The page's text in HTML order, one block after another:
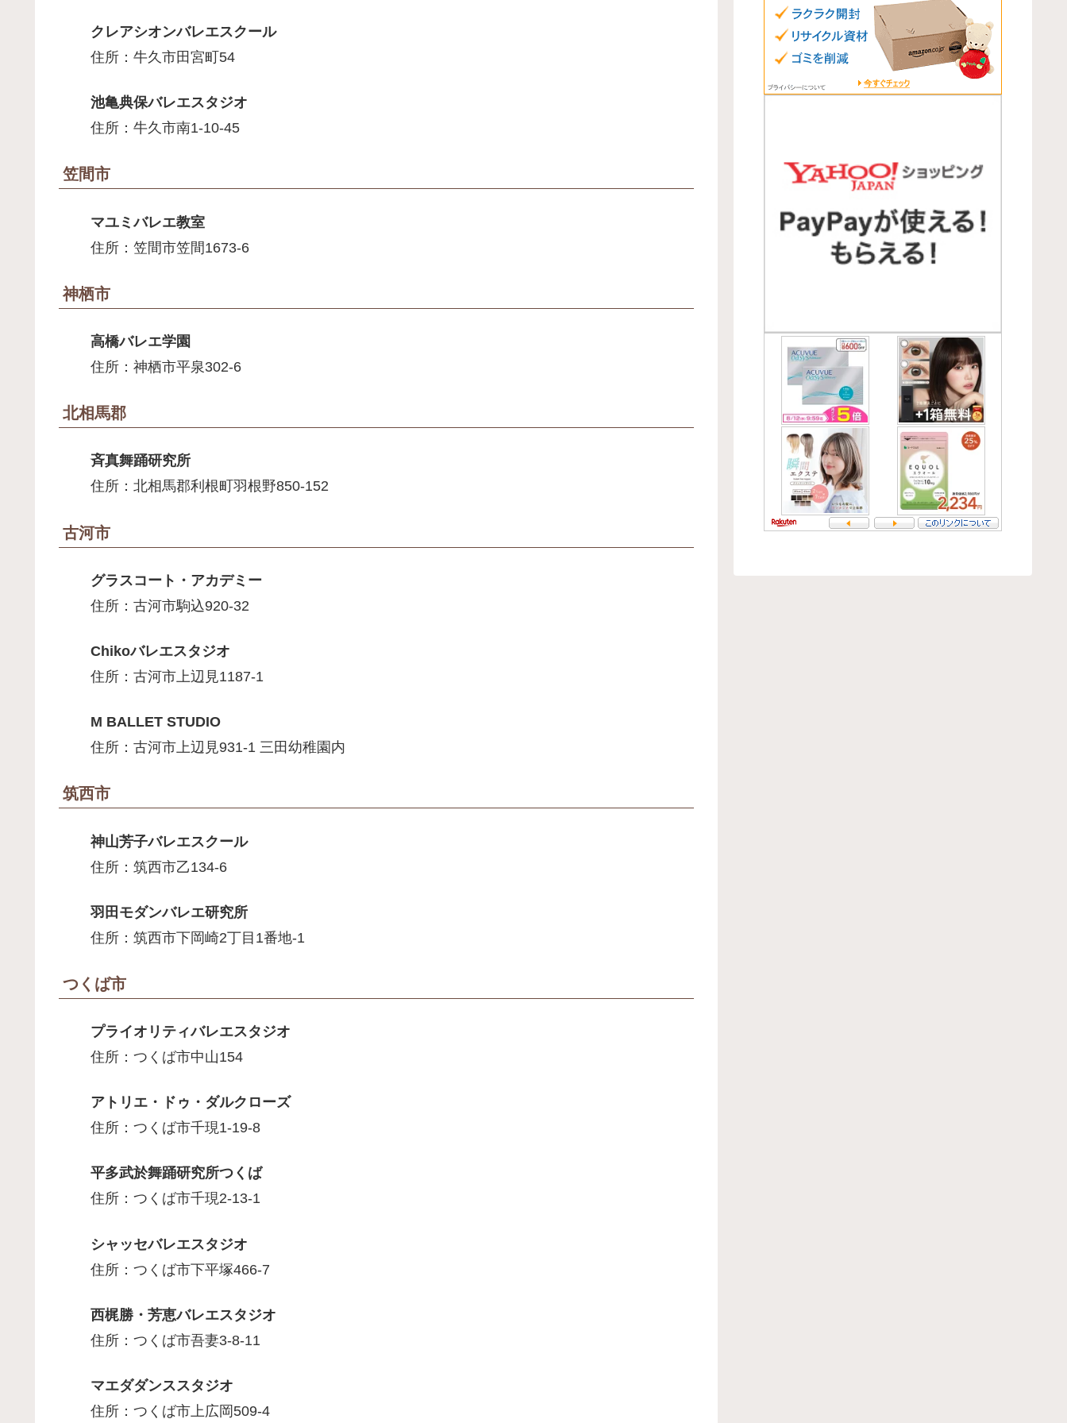
クレアシオンバレエスクール
住所：牛久市田宮町54
池亀典保バレエスタジオ
住所：牛久市南1-10-45
笠間市
マユミバレエ教室
住所：笠間市笠間1673-6
神栖市
高橋バレエ学園
住所：神栖市平泉302-6
北相馬郡
斉真舞踊研究所
住所：北相馬郡利根町羽根野850-152
古河市
グラスコート・アカデミー
住所：古河市駒込920-32
Chikoバレエスタジオ
住所：古河市上辺見1187-1
M BALLET STUDIO
住所：古河市上辺見931-1 三田幼稚園内
筑西市
神山芳子バレエスクール
住所：筑西市乙134-6
羽田モダンバレエ研究所
住所：筑西市下岡崎2丁目1番地-1
つくば市
プライオリティバレエスタジオ
住所：つくば市中山154
アトリエ・ドゥ・ダルクローズ
住所：つくば市千現1-19-8
平多武於舞踊研究所つくば
住所：つくば市千現2-13-1
シャッセバレエスタジオ
住所：つくば市下平塚466-7
西梶勝・芳恵バレエスタジオ
住所：つくば市吾妻3-8-11
マエダダンススタジオ
住所：つくば市上広岡509-4